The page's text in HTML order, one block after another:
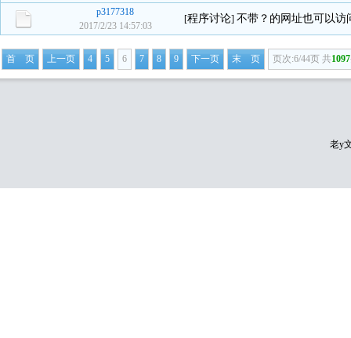
p3177318
2017/2/23 14:57:03
[程序讨论] 不带？的网址也可以访
首 页 上一页 4 5 6 7 8 9 下一页 末 页 页次:6/44页 共1097
老y